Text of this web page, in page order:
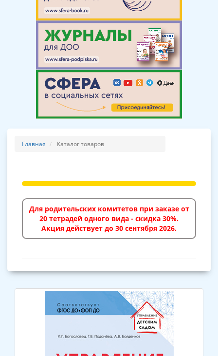
Главная Каталог товаров
Для родительских комитетов при заказе от
20 тетрадей одного вида - скидка 30%.
Акция действует до 30 сентября 2026.